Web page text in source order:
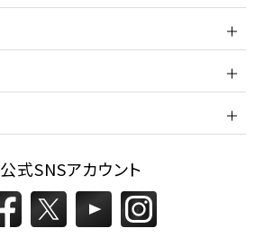
公式SNSアカウント